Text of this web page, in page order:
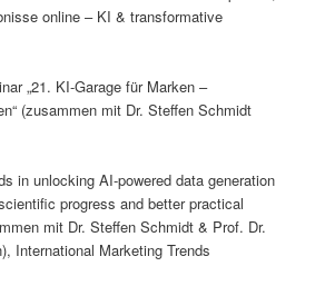
online – KI & transformative
„21. KI-Garage für Marken –
(zusammen mit Dr. Steffen Schmidt
in unlocking AI-powered data generation
progress and better practical
mit Dr. Steffen Schmidt & Prof. Dr.
International Marketing Trends